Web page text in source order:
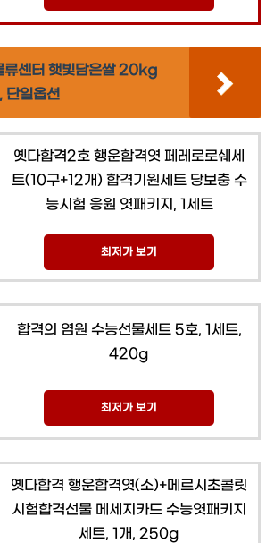
류센터 햇빛담은쌀 20kg
단일옵션
옛다합격2호 행운합격엿 페레로로쉐세
트(10구+12개) 합격기원세트 당보충 수
능시험 응원 엿패키지, 1세트
최저가 보기
합격의 염원 수능선물세트 5호, 1세트,
420g
최저가 보기
옛다합격 행운합격엿(소)+메르시초콜릿
시험합격선물 메세지카드 수능엿패키지
세트, 1개, 250g